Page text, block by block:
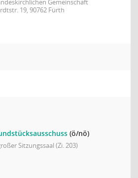
Gemeinschaft
19, 90762 Fürth
(ö/nö)
Sitzungssaal (Zi. 203)